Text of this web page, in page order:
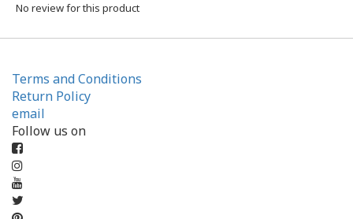
No review for this product
Terms and Conditions
Return Policy
email
Follow us on